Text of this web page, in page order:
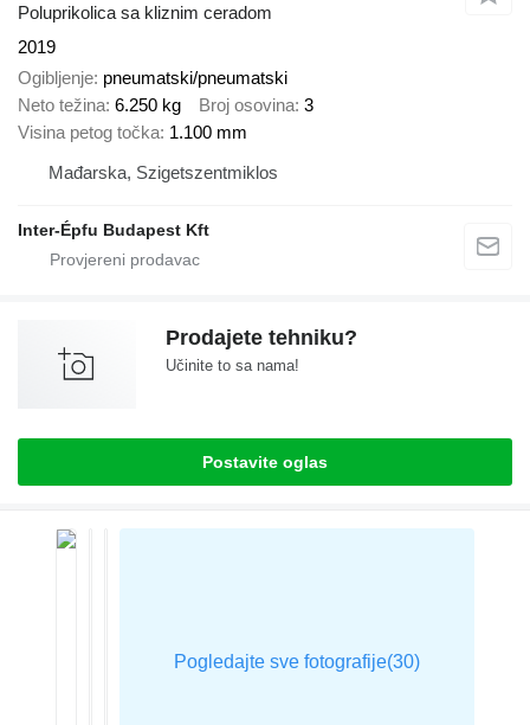
Poluprikolica sa kliznim ceradom
2019
Ogibljenje pneumatski/pneumatski
Neto težina 6.250 kg Broj osovina 3
Visina petog točka 1.100 mm
Mađarska, Szigetszentmiklos
Inter-Épfu Budapest Kft
Prodajete tehniku?
Učinite to sa nama!
Postavite oglas